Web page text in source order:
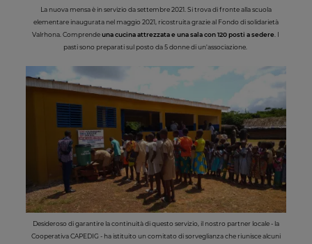
La nuova mensa è in servizio da settembre 2021. Si trova di fronte alla scuola
elementare inaugurata nel maggio 2021, ricostruita grazie al Fondo di solidarietà
Valrhona. Comprendeuna cucina attrezzata e una sala con 120 posti a sedere . I
pasti sono preparati sul posto da 5 donne di un'associazione.
Desideroso di garantire la continuità di questo servizio, il nostro partner locale - la
Cooperativa CAPEDIG - ha istituito un comitato di sorveglianza che riunisce alcuni